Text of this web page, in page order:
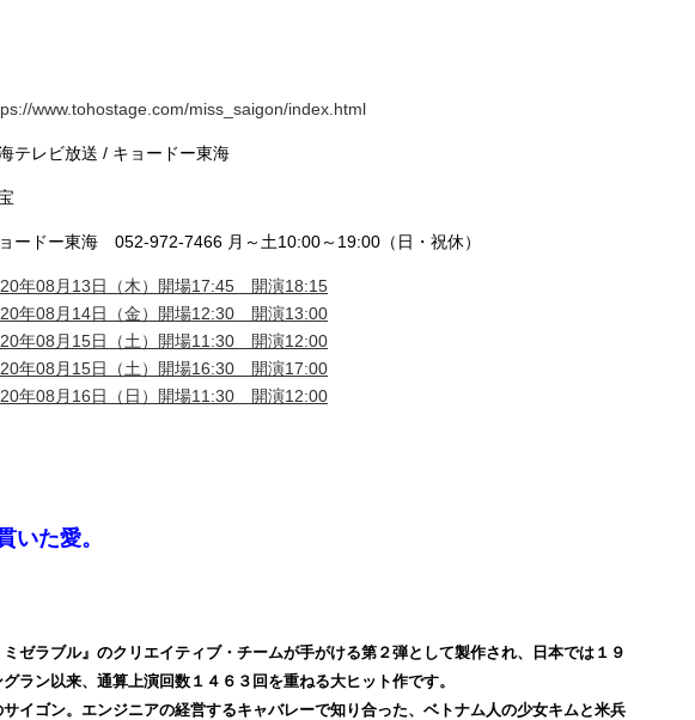
www.tohostage.com/miss_saigon/index.html
テレビ放送 / キョードー東海
ードー東海 052-972-7466 月～土10:00～19:00（日・祝休）
年08月13日（木）開場17:45 開演18:15
年08月14日（金）開場12:30 開演13:00
年08月15日（土）開場11:30 開演12:00
年08月15日（土）開場16:30 開演17:00
年08月16日（日）開場11:30 開演12:00
いた愛。
ミゼラブル』のクリエイティブ・チームが手がける第２弾として製作され、日本では１９
ラン以来、通算上演回数１４６３回を重ねる大ヒット作です。
イゴン。エンジニアの経営するキャバレーで知り合った、ベトナム人の少女キムと米兵